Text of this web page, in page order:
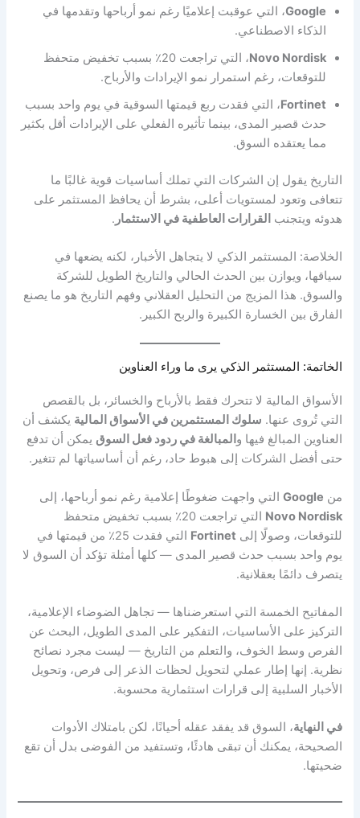
Google، التي عوقبت إعلاميًا رغم نمو أرباحها وتقدمها في
الذكاء الاصطناعي.
Novo Nordisk
، التي تراجعت 20٪ بسبب تخفيض متحفظ
للتوقعات، رغم استمرار نمو الإيرادات والأرباح.
Fortinet، التي فقدت ربع قيمتها السوقية في يوم واحد بسبب
حدث قصير المدى، بينما تأثيره الفعلي على الإيرادات أقل بكثير
مما يعتقده السوق.
التاريخ يقول إن الشركات التي تملك أساسيات قوية غالبًا ما
تتعافى وتعود لمستويات أعلى، بشرط أن يحافظ المستثمر على
هدوئه ويتجنب القرارات العاطفية في الاستثمار .
الخلاصة: المستثمر الذكي لا يتجاهل الأخبار، لكنه يضعها في
سياقها، ويوازن بين الحدث الحالي والتاريخ الطويل للشركة
والسوق. هذا المزيج من التحليل العقلاني وفهم التاريخ هو ما يصنع
الفارق بين الخسارة الكبيرة والربح الكبير.
الخاتمة: المستثمر الذكي يرى ما وراء العناوين
الأسواق المالية لا تتحرك فقط بالأرباح والخسائر، بل بالقصص
التي تُروى عنها. سلوك المستثمرين في الأسواق المالية يكشف أن
العناوين المبالغ فيها و المبالغة في ردود فعل السوق يمكن أن تدفع
حتى أفضل الشركات إلى هبوط حاد، رغم أن أساسياتها لم تتغير.
من Google التي واجهت ضغوطًا إعلامية رغم نمو أرباحها، إلى
Novo Nordisk
التي تراجعت 20٪ بسبب تخفيض متحفظ
للتوقعات، وصولًا إلى Fortinet
التي فقدت 25٪ من قيمتها في
يوم واحد بسبب حدث قصير المدى — كلها أمثلة تؤكد أن السوق لا
يتصرف دائمًا بعقلانية.
المفاتيح الخمسة التي استعرضناها — تجاهل الضوضاء الإعلامية،
التركيز على الأساسيات، التفكير على المدى الطويل، البحث عن
الفرص وسط الخوف، والتعلم من التاريخ — ليست مجرد نصائح
نظرية. إنها إطار عملي لتحويل لحظات الذعر إلى فرص، وتحويل
الأخبار السلبية إلى قرارات استثمارية محسوبة.
في النهاية، السوق قد يفقد عقله أحيانًا، لكن بامتلاك الأدوات
الصحيحة، يمكنك أن تبقى هادئًا، وتستفيد من الفوضى بدل أن تقع
ضحيتها.